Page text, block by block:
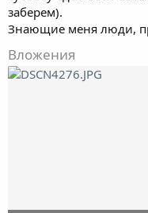
заберем).
Знающие меня люди,
Вложения